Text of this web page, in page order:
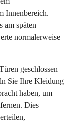
Innenbereich.
am späten
normalerweise
geschlossen
Sie Ihre Kleidung
haben, um
Dies